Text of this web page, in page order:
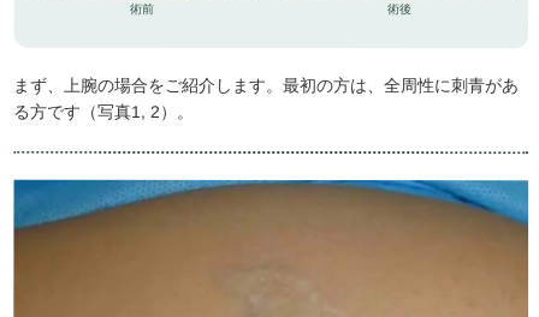
術前 術後
まず、上腕の場合をご紹介します。最初の方は、全周性に刺青があ
る方です（写真1, 2）。